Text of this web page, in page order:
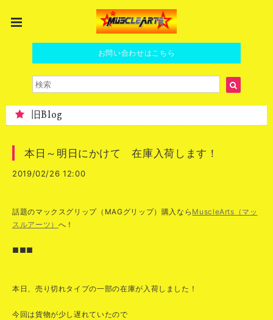
お問い合わせはこちら
旧Blog
本日～明日にかけて 在庫入荷します！
2019/02/26 12:00
話題のマックスグリップ（MAGグリップ）購入なら MuscleArts（マッ
スルアーツ） へ！
■■■
本日、売り切れタイプの一部の在庫が入荷しました！
今回は貨物が少し遅れていたので